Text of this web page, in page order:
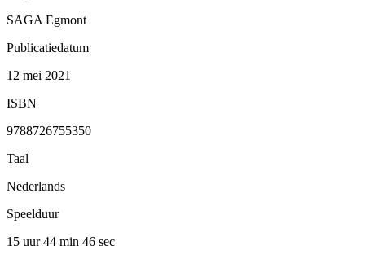
SAGA Egmont
Publicatiedatum
12 mei 2021
ISBN
9788726755350
Taal
Nederlands
Speelduur
15 uur 44 min 46 sec